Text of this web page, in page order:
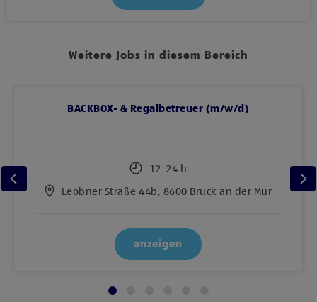
Weitere Jobs in diesem Bereich
BACKBOX- & Regalbetreuer (m/w/d)
12-24 h
Leobner Straße 44b, 8600 Bruck an der Mur
anzeigen